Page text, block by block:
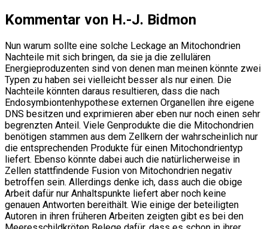
Kommentar von H.-J. Bidmon
Nun warum sollte eine solche Leckage an Mitochondrien
Nachteile mit sich bringen, da sie ja die zellulären
Energieproduzenten sind von denen man meinen könnte zwei
Typen zu haben sei vielleicht besser als nur einen. Die
Nachteile könnten daraus resultieren, dass die nach
Endosymbiontenhypothese externen Organellen ihre eigene
DNS besitzen und exprimieren aber eben nur noch einen sehr
begrenzten Anteil. Viele Genprodukte die die Mitochondrien
benötigen stammen aus dem Zellkern der wahrscheinlich nur
die entsprechenden Produkte für einen Mitochondrientyp
liefert. Ebenso könnte dabei auch die natürlicherweise in
Zellen stattfindende Fusion von Mitochondrien negativ
betroffen sein. Allerdings denke ich, dass auch die obige
Arbeit dafür nur Anhaltspunkte liefert aber noch keine
genauen Antworten bereithält. Wie einige der beteiligten
Autoren in ihren früheren Arbeiten zeigten gibt es bei den